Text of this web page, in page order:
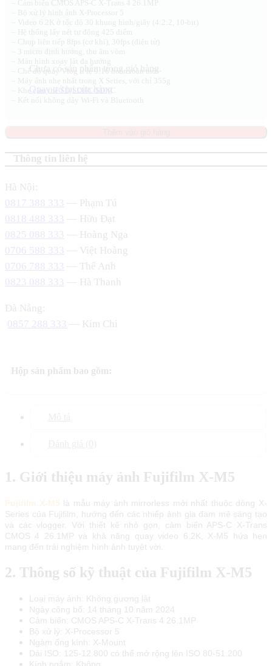
Thông tin liên hệ
Hà Nội:
0817 388 333
— Phạm Tú
0818 488 333
— Hữu Đạt
0825 088 333
— Hoàng Nga
0706 588 333
— Việt Hoàng
0706 788 333
— Thế Anh
0823 088 333
— Hà Thanh
Đà Nẵng:
0857 288 333
— Kim Chi
Hộp sản phẩm bao gồm:
1. Giới thiệu máy ảnh Fujifilm X-M5
là mẫu máy ảnh mirrorless mới nhất thuộc dòng X-
Series của Fujifilm, hướng đến các nhiếp ảnh gia đam mê sáng tạo
và các vlogger. Với thiết kế nhỏ gọn, cảm biến APS-C X-Trans
CMOS 4 26.1MP và khả năng quay video 6.2K, X-M5 hứa hẹn
mang đến trải nghiệm hình ảnh tuyệt vời.
2. Thông số kỹ thuật của Fujifilm X-M5
Loại máy ảnh: Không gương lật
Ngày công bố: 14 tháng 10 năm 2024
Cảm biến: CMOS APS-C X-Trans 4 26.1MP
Bộ xử lý: X-Processor 5
Ngàm ống kính: X-Mount
Dải ISO: 125-12.800 có thể mở rộng lên ISO 80-51.200